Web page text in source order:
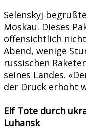
Selenskyj
Moskau. Dieses
offensichtlich
Abend, wenige
russischen
seines Landes.
der Druck erhöht
Elf Tote durch
Luhansk